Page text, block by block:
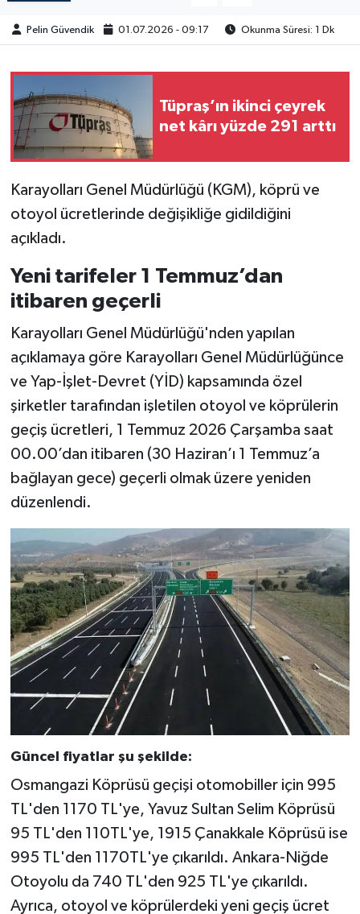
Pelin Güvendik 01.07.2026 - 09:17 Okunma Süresi: 1 Dk
Tüpraş’ın ikinci çeyrek
net kârı yüzde 291 arttı
Karayolları Genel Müdürlüğü (KGM), köprü ve
otoyol ücretlerinde değişikliğe gidildiğini
açıkladı.
Yeni tarifeler 1 Temmuz’dan
itibaren geçerli
Karayolları Genel Müdürlüğü'nden yapılan
açıklamaya göre Karayolları Genel Müdürlüğünce
ve Yap-İşlet-Devret (YİD) kapsamında özel
şirketler tarafından işletilen otoyol ve köprülerin
geçiş ücretleri, 1 Temmuz 2026 Çarşamba saat
00.00’dan itibaren (30 Haziran’ı 1 Temmuz’a
bağlayan gece) geçerli olmak üzere yeniden
düzenlendi.
Güncel fiyatlar şu şekilde:
Osmangazi Köprüsü geçişi otomobiller için 995
TL'den 1170 TL'ye, Yavuz Sultan Selim Köprüsü
95 TL'den 110TL'ye, 1915 Çanakkale Köprüsü ise
995 TL'den 1170TL'ye çıkarıldı. Ankara-Niğde
Otoyolu da 740 TL'den 925 TL'ye çıkarıldı.
Ayrıca, otoyol ve köprülerdeki yeni geçiş ücret